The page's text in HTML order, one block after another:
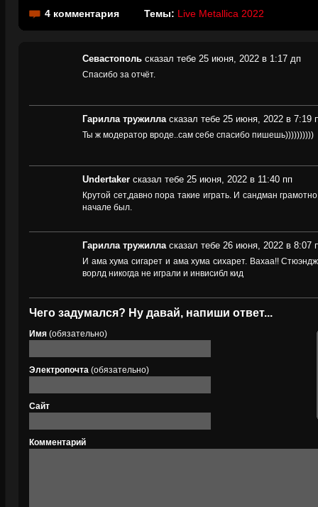
4 комментария Темы: Live Metallica 2022
Севастополь сказал тебе 25 июня, 2022 в 1:17 дп
Спасибо за отчёт.
Гарилла тружилла сказал тебе 25 июня, 2022 в 7:19
Ты ж модератор вроде..сам себе спасибо пишешь))))))))))
Undertaker сказал тебе 25 июня, 2022 в 11:40 пп
Крутой сет,давно пора такие играть. И сандман
начале был.
Гарилла тружилла сказал тебе 26 июня, 2022 в 8:07
И ама хума сигарет и ама хума сихарет. Вахаа!!
ворлд никогда не играли и инвисибл кид
Чего задумался? Ну давай, напиши ответ...
Имя (обязательно)
Электропочта (обязательно)
Сайт
Комментарий